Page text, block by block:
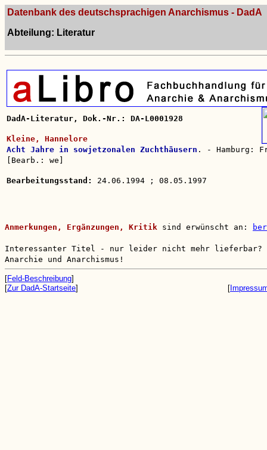
Datenbank des deutschsprachigen Anarchismus - DadA
Abteilung: Literatur
DadA-Literatur, Dok.-Nr.: DA-L0001928
Kleine, Hannelore
Acht Jahre in sowjetzonalen Zuchthäusern . - Hamburg:
[Bearb.: we]
Bearbeitungsstand: 24.06.1994 ; 08.05.1997
Anmerkungen, Ergänzungen, Kritik sind erwünscht an:
Interessanter Titel - nur leider nicht mehr lieferbar?
Anarchie und Anarchismus!
[Feld-Beschreibung]
[Zur DadA-Startseite] [